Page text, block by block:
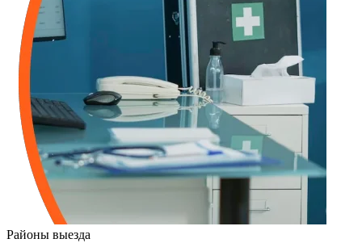
Районы выезда